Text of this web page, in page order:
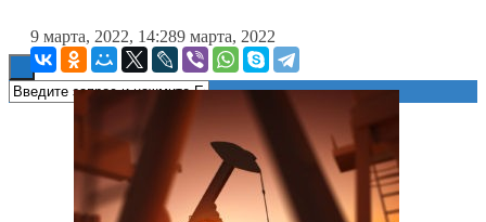
9 марта, 2022, 14:289 марта, 2022